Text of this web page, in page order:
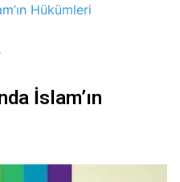
Hükümleri
İslam’ın